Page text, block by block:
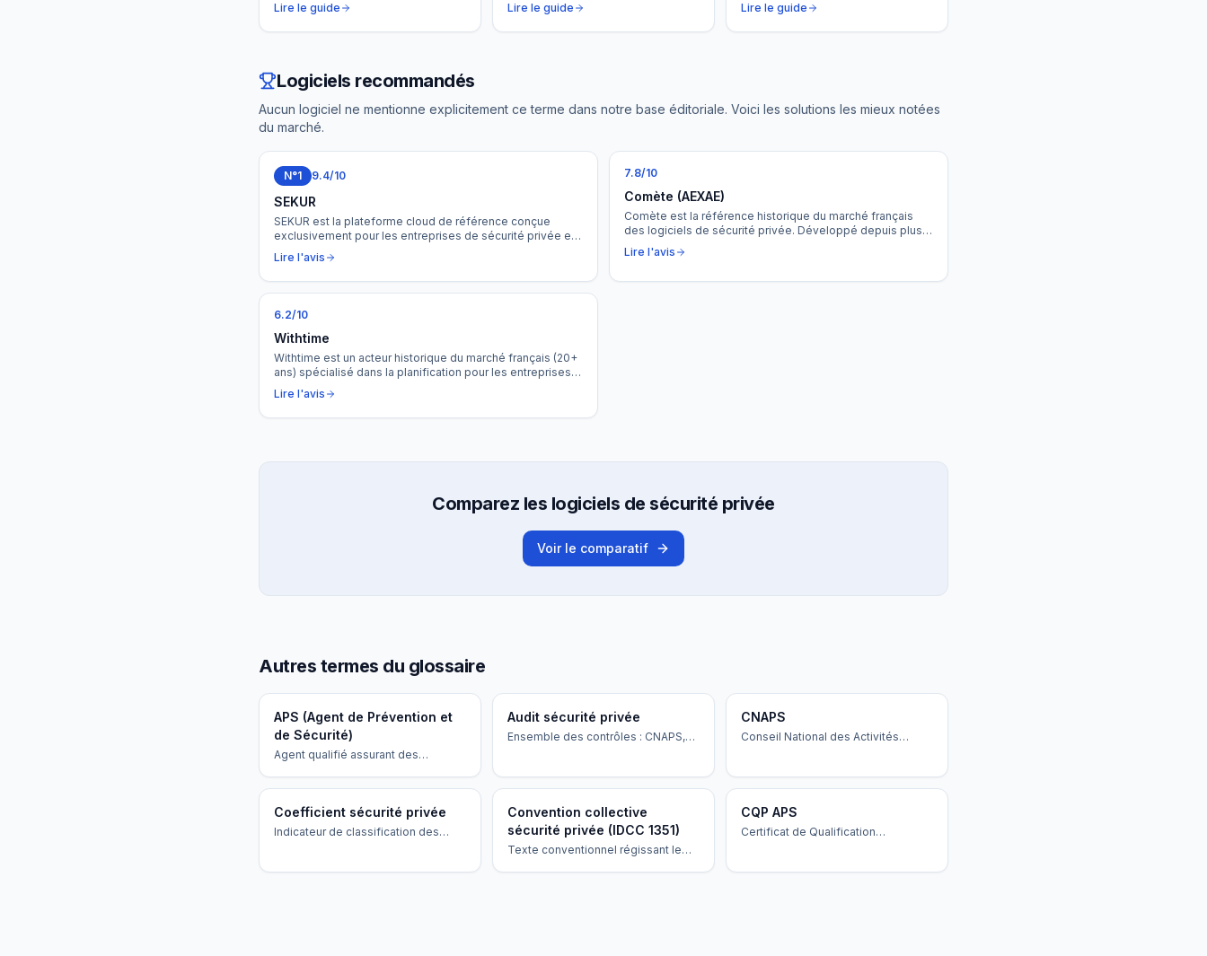
Lire le guide Lire le guide Lire le guide
Logiciels recommandés
Aucun logiciel ne mentionne explicitement ce terme dans notre base éditoriale. Voici les solutions les mieux notées
du marché.
N°1 9.4/10
SEKUR
SEKUR est la plateforme cloud de référence conçue
exclusivement pour les entreprises de sécurité privée et
de gardiennage. Du planning au terrain, de la gestion RH à
la facturation, SEKUR centralise l'intégralité de la chaîne de
valeur dans un seul outil — avec un PTI natif, une main
courante électronique et un assistant IA inclus.
Lire l'avis
7.8/10
Comète (AEXAE)
Comète est la référence historique du marché français
des logiciels de sécurité privée. Développé depuis plus
de 20 ans par AEXAE, il équipe des groupes majeurs
comme SERIS et Abscisse Sécurité. Son avantage
Lire l'avis
6.2/10
Withtime
Withtime est un acteur historique du marché français (20+
ans) spécialisé dans la planification pour les entreprises
de sécurité privée. Un moteur de planning réputé pour sa
rapidité et sa gestion fine des conventions collectives,
avec une offre d'entrée gratuite pendant 1 an pour les
Lire l'avis
Comparez les logiciels de sécurité privée
Voir le comparatif
Autres termes du glossaire
APS (Agent de Prévention et
de Sécurité)
Agent qualifié assurant des
Audit sécurité privée
Ensemble des contrôles : CNAPS,
CNAPS
Conseil National des Activités
les autorisations et contrôle les
Coefficient sécurité privée
Indicateur de classification des
les responsabilités.
Convention collective
sécurité privée (IDCC 1351)
Texte conventionnel régissant le
CQP APS
Certificat de Qualification